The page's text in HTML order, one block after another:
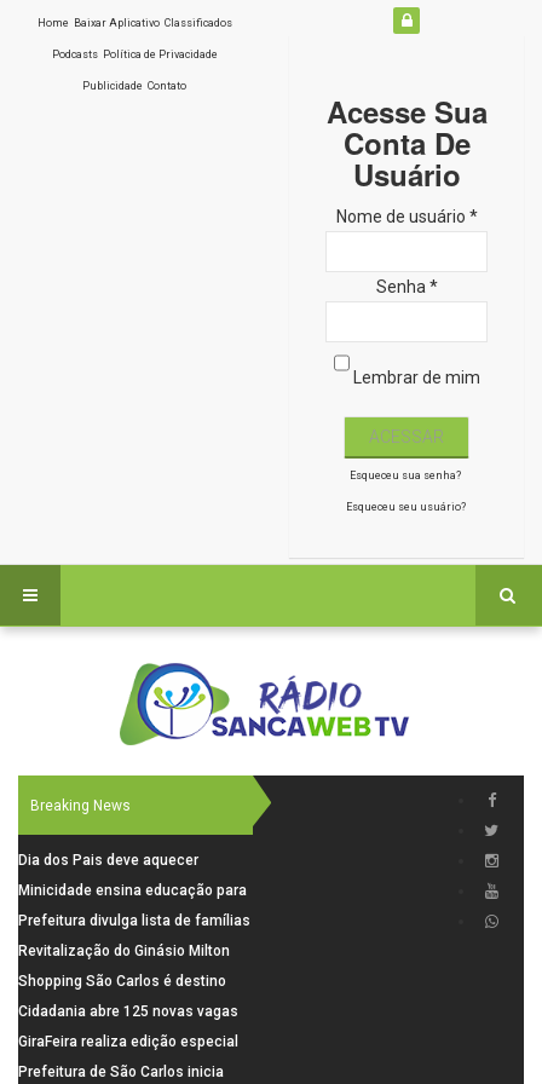
Home Baixar Aplicativo Classificados
Podcasts Política de Privacidade
Publicidade Contato
Acesse Sua
Conta De
Usuário
Nome de usuário *
Senha *
Lembrar de mim
Esqueceu sua senha?
Esqueceu seu usuário?
Breaking News
Dia dos Pais deve aquecer
comércio de São Carlos com
renda em alta e maior circulação
de consumidores
Minicidade ensina educação para
o trânsito a 264 crianças da rede
municipal
Prefeitura divulga lista de famílias
pré-selecionadas pela Caixa para
o Residencial Santa Felícia
Revitalização do Ginásio Milton
Olaio filho avança com obras de
recuperação
Shopping São Carlos é destino
para celebrar o Dia dos Pais com
presentes, gastronomia e lazer
Cidadania abre 125 novas vagas
para oficinas de convivência
GiraFeira realiza edição especial
de Dia dos Pais neste domingo (9)
Prefeitura de São Carlos inicia